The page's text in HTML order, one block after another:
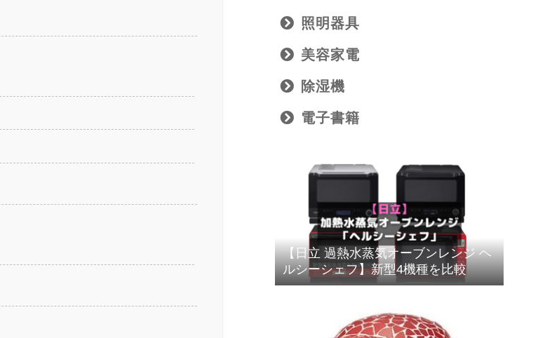
照明器具
美容家電
除湿機
電子書籍
【日立 過熱水蒸気オーブンレンジ ヘ
ルシーシェフ】新型4機種を比較